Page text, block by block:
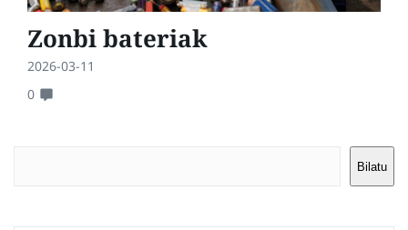
Zonbi bateriak
2026-03-11
0
Bilatu